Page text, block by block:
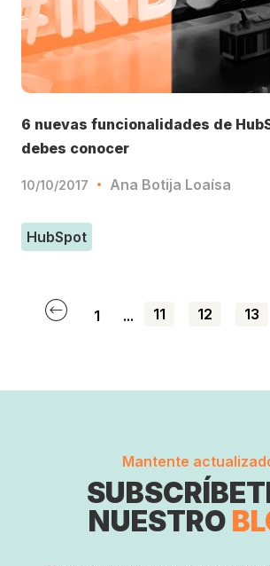
6 nuevas funcionalidades de
debes conocer
10/10/2017 Ana Botija Loaísa
HubSpot
1 ... 11 12 13
Mantente
NUESTRO